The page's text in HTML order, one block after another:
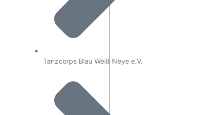
Tanzcorps Blau Weiß Neye e.V.